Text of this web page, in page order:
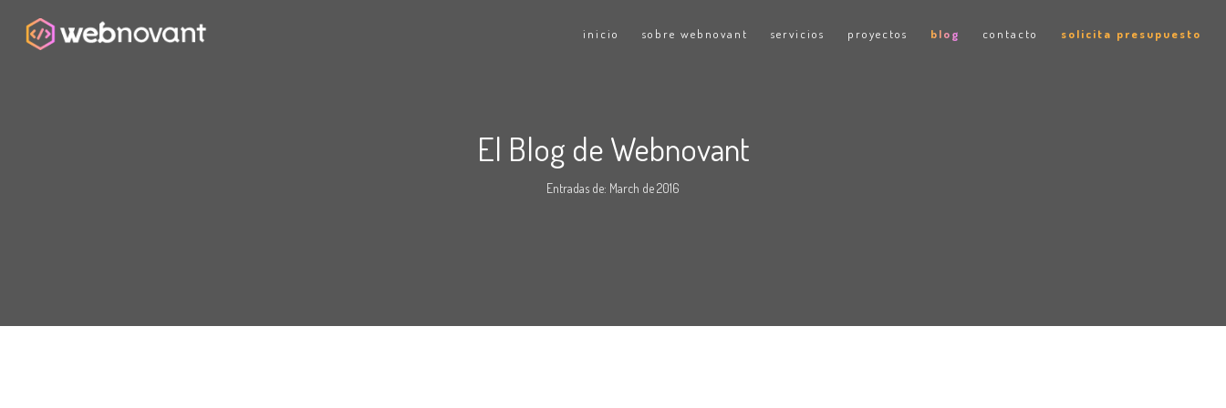
inicio sobre webnovant servicios proyectos blog contacto solicita presupuesto
El Blog de Webnovant
Entradas de: March de 2016